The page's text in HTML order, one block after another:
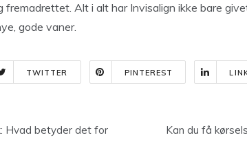
fremadrettet. Alt i alt har Invisalign ikke bare
gode vaner.
TWITTER PINTEREST
Hvad betyder det for
Kan du få